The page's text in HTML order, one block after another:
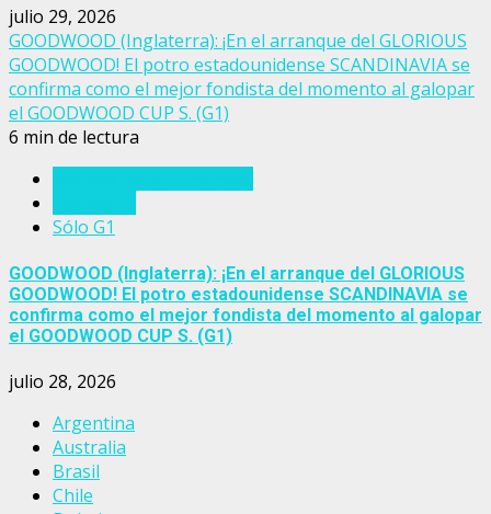
julio 29, 2026
GOODWOOD (Inglaterra): ¡En el arranque del GLORIOUS
GOODWOOD! El potro estadounidense SCANDINAVIA se
confirma como el mejor fondista del momento al galopar
el GOODWOOD CUP S. (G1)
6 min de lectura
Sólo G1
GOODWOOD (Inglaterra): ¡En el arranque del GLORIOUS
GOODWOOD! El potro estadounidense SCANDINAVIA se
confirma como el mejor fondista del momento al galopar
el GOODWOOD CUP S. (G1)
julio 28, 2026
Argentina
Australia
Brasil
Chile